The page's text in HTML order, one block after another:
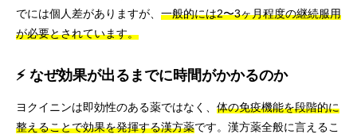
でには個人差がありますが、 一般的には2〜3ヶ月程度の継続服用
が必要とされています。
⚡ なぜ効果が出るまでに時間がかかるのか
ヨクイニンは即効性のある薬ではなく、 体の免疫機能を段階的に
整えることで効果を発揮する漢方薬です。漢方薬全般に言えるこ